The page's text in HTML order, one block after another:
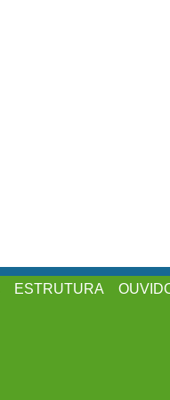
ESTRUTURA